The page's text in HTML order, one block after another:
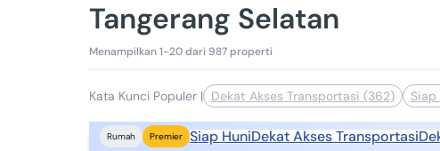
Tangerang Selatan
Menampilkan 1-20 dari 987 properti
Kata Kunci Populer | Dekat Akses Transportasi (362)
Rumah Premier Siap HuniDekat Akses Transportasi